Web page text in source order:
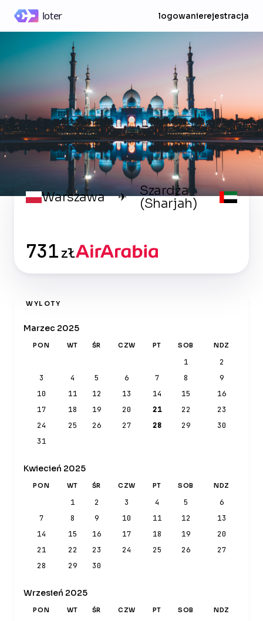
logowanierejestracja
Warszawa ✈
Szardża
(Sharjah)
731 zł
WYLOTY
Marzec 2025
PON WT ŚR CZW PT SOB NDZ
1
2
3
4 5 6 7 8
9
10
11 12 13 14 15
16
17
18 19 20 21 22
23
24
25 26 27 28 29
30
31
Kwiecień 2025
PON WT ŚR CZW PT SOB NDZ
1 2 3 4 5
6
7
8 9 10 11 12
13
14
15 16 17 18 19
20
21
22 23 24 25 26
27
28
29 30
Wrzesień 2025
PON WT ŚR CZW PT SOB NDZ